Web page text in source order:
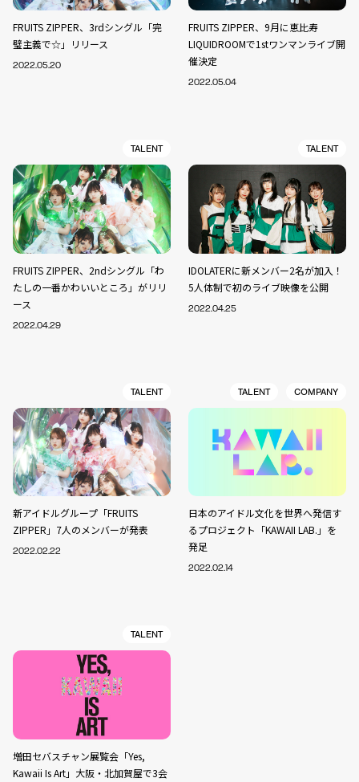
FRUITS ZIPPER、3rdシングル「完
璧主義で☆」リリース
2022.05.20
FRUITS ZIPPER、9月に恵比寿
LIQUIDROOMで1stワンマンライブ開
催決定
2022.05.04
TALENT
FRUITS ZIPPER、2ndシングル「わ
たしの一番かわいいところ」がリリ
ース
2022.04.29
TALENT
IDOLATERに新メンバー2名が加入！
5人体制で初のライブ映像を公開
2022.04.25
TALENT
新アイドルグループ「FRUITS
ZIPPER」7人のメンバーが発表
2022.02.22
TALENT COMPANY
日本のアイドル文化を世界へ発信す
るプロジェクト「KAWAII LAB.」を
発足
2022.02.14
TALENT
増田セバスチャン展覧会「Yes,
Kawaii Is Art」大阪・北加賀屋で3会